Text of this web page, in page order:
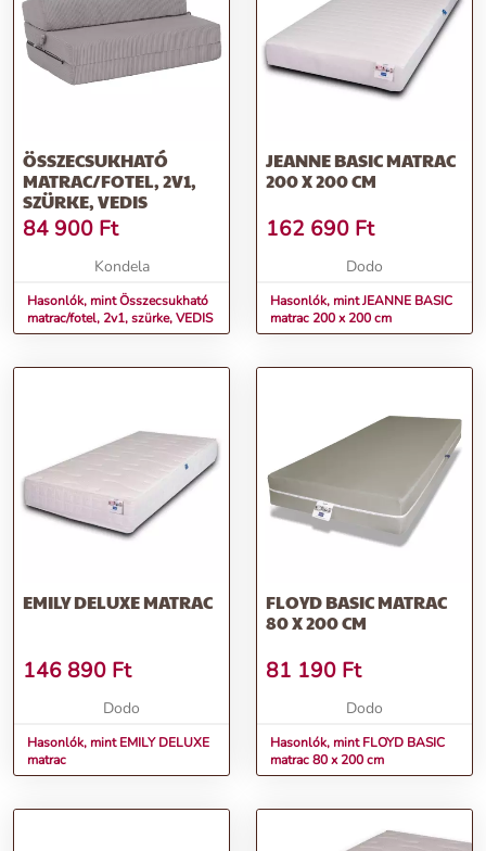
ÖSSZECSUKHATÓ
MATRAC/FOTEL, 2V1,
SZÜRKE, VEDIS
84 900 Ft
Kondela
Hasonlók, mint Összecsukható
matrac/fotel, 2v1, szürke, VEDIS
JEANNE BASIC MATRAC
200 X 200 CM
162 690 Ft
Dodo
Hasonlók, mint JEANNE BASIC
matrac 200 x 200 cm
EMILY DELUXE MATRAC
146 890 Ft
Dodo
Hasonlók, mint EMILY DELUXE
matrac
FLOYD BASIC MATRAC
80 X 200 CM
81 190 Ft
Dodo
Hasonlók, mint FLOYD BASIC
matrac 80 x 200 cm